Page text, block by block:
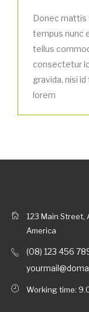
Donec mattis
tempus nunc
tellus
consectetur
gravida, nisi
lorem
123 Main Street,
America
(08) 123 456
Working time: